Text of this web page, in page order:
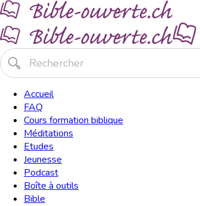
Accueil
FAQ
Cours formation biblique
Méditations
Etudes
Jeunesse
Podcast
Boîte à outils
Bible